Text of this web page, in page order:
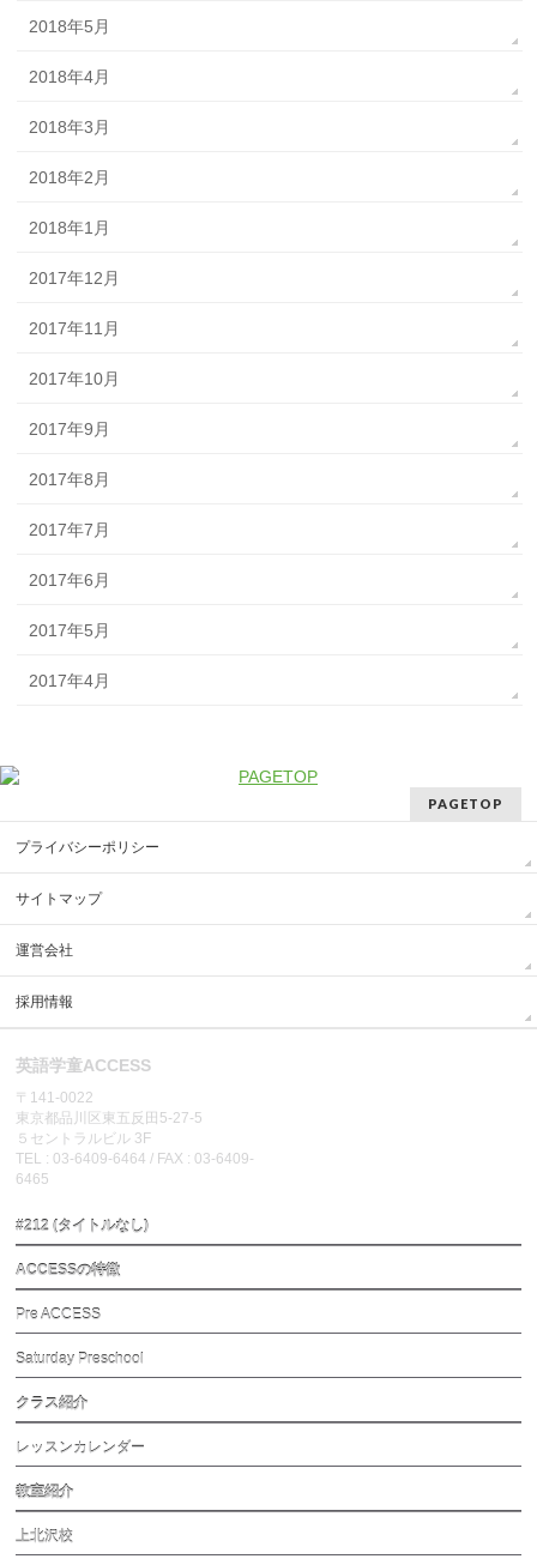
2018年5月
2018年4月
2018年3月
2018年2月
2018年1月
2017年12月
2017年11月
2017年10月
2017年9月
2017年8月
2017年7月
2017年6月
2017年5月
2017年4月
PAGETOP
プライバシーポリシー
サイトマップ
運営会社
採用情報
英語学童ACCESS
〒141-0022
東京都品川区東五反田5-27-5
５セントラルビル 3F
TEL : 03-6409-6464 / FAX : 03-6409-
6465
#212 (タイトルなし)
ACCESSの特徴
Pre ACCESS
Saturday Preschool
クラス紹介
レッスンカレンダー
教室紹介
上北沢校